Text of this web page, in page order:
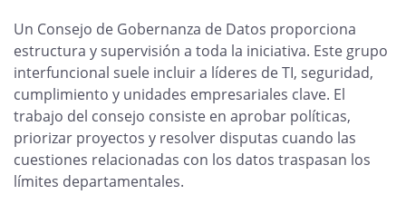
Un Consejo de Gobernanza de Datos proporciona
estructura y supervisión a toda la iniciativa. Este grupo
interfuncional suele incluir a líderes de TI, seguridad,
cumplimiento y unidades empresariales clave. El
trabajo del consejo consiste en aprobar políticas,
priorizar proyectos y resolver disputas cuando las
cuestiones relacionadas con los datos traspasan los
límites departamentales.